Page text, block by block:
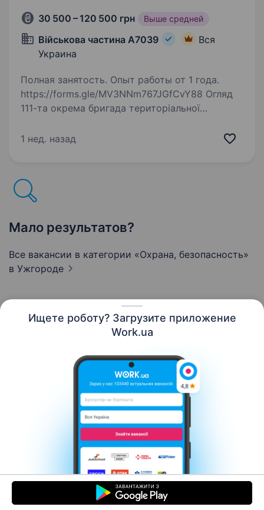
Ищете роботу? Загрузите приложение
Work.ua
30 500 – 120 500 грн Выше средней
Військова частина А7039
Вся
Украина
Полная занятость. Опыт работы от 1 года.
https://forms.gle/MV3NNm767JGfCvY88 Огляд
111-та окрема бригада територіальної
оборони України. Обов’язки ремонт, технічне
1 нед. назад
Мало результатов?
Все вакансии в категории «Охрана, безопасность»
в Ужгороде
Контакты О нас
Карьера
Новости Work.ua
Помощь
Условия использования